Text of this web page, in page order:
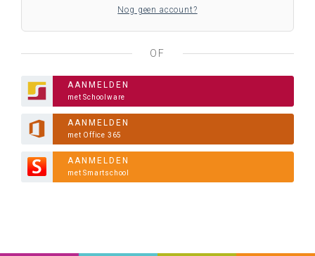
Nog geen account?
OF
AANMELDEN
met Schoolware
AANMELDEN
met Office 365
AANMELDEN
met Smartschool